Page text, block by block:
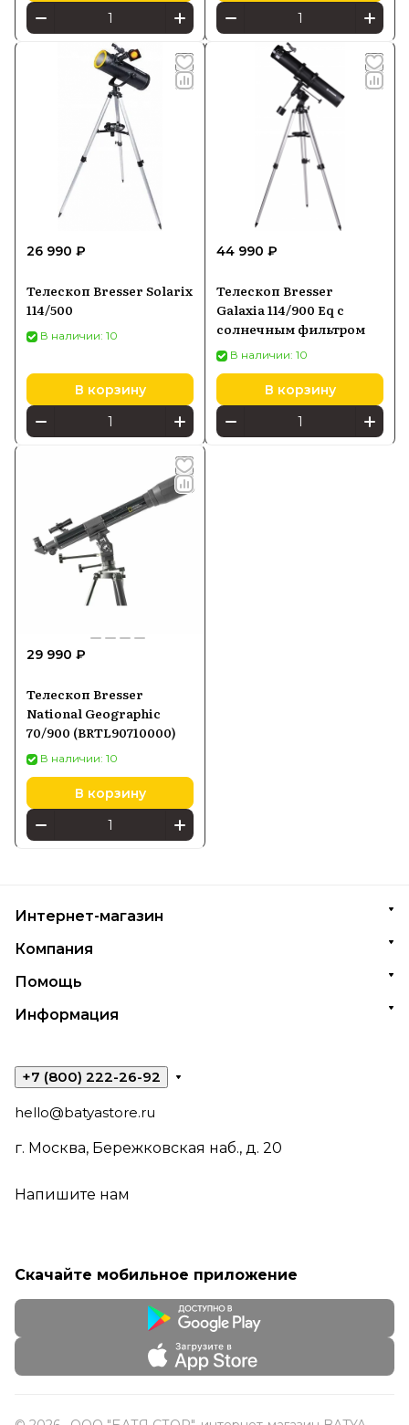
26 990 ₽
Телескоп Bresser Solarix
114/500
В наличии: 10
В корзину
44 990 ₽
Телескоп Bresser
Galaxia 114/900 Eq с
солнечным фильтром
В наличии: 10
В корзину
29 990 ₽
Телескоп Bresser
National Geographic
70/900 (BRTL90710000)
В наличии: 10
В корзину
Интернет-магазин
Компания
Помощь
Информация
+7 (800) 222-26-92
hello@batyastore.ru
г. Москва, Бережковская наб., д. 20
Напишите нам
Скачайте мобильное приложение